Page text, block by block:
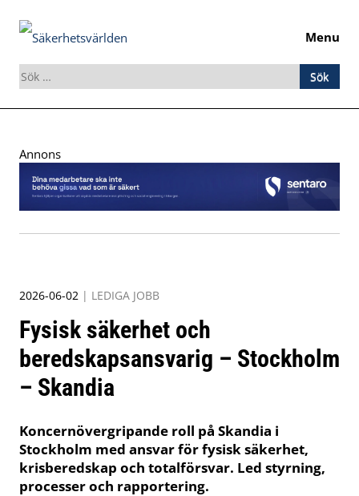
Menu
Sök
efter:
to
Annons
2026-06-02 | LEDIGA JOBB
Fysisk säkerhet och
beredskapsansvarig – Stockholm
– Skandia
Koncernövergripande roll på Skandia i
Stockholm med ansvar för fysisk säkerhet,
krisberedskap och totalförsvar. Led styrning,
processer och rapportering.